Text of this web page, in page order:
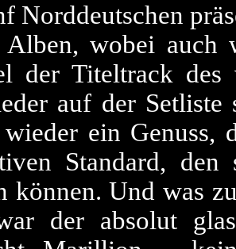
Norddeutschen
Alben, wobei auch
der Titeltrack des
auf der Setliste
ein Genuss,
Standard,
können. Und was
der absolut